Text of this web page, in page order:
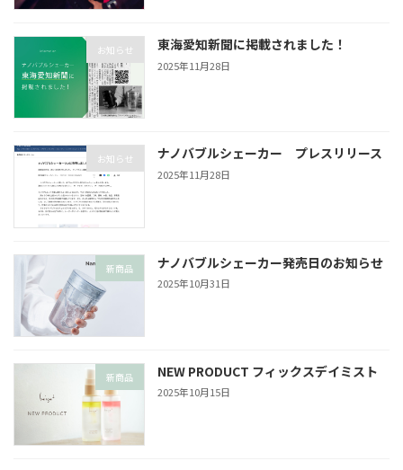
お知らせ 東海愛知新聞に掲載されました！
2025年11月28日
お知らせ ナノバブルシェーカー プレスリリース
2025年11月28日
新商品 ナノバブルシェーカー発売日のお知らせ
2025年10月31日
新商品 NEW PRODUCT フィックスデイミスト
2025年10月15日